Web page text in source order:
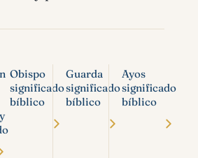
Obispo
significado
bíblico
Guarda
significado
bíblico
Ayos
significado
bíblico